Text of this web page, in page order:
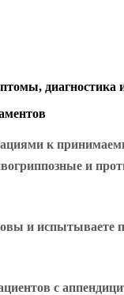
диагностика
к
и
и испытываете
с